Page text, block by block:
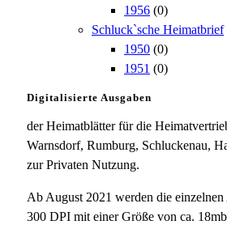
1956 (0)
Schluck`sche Heimatbrief
1950 (0)
1951 (0)
Digitalisierte Ausgaben
der Heimatblätter für die
Warnsdorf, Rumburg, Schluckenau,
zur Privaten Nutzung.
Ab August 2021 werden die
300 DPI mit einer Größe von ca.